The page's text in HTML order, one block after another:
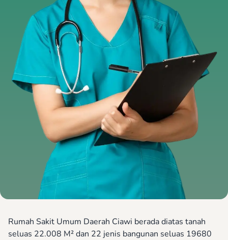
Rumah Sakit Umum Daerah Ciawi berada diatas tanah
seluas 22.008 M² dan 22 jenis bangunan seluas 19680